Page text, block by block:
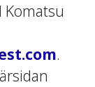
Komatsu
.